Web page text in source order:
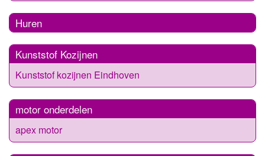
Huren
Kunststof Kozijnen
Kunststof kozijnen Eindhoven
motor onderdelen
apex motor